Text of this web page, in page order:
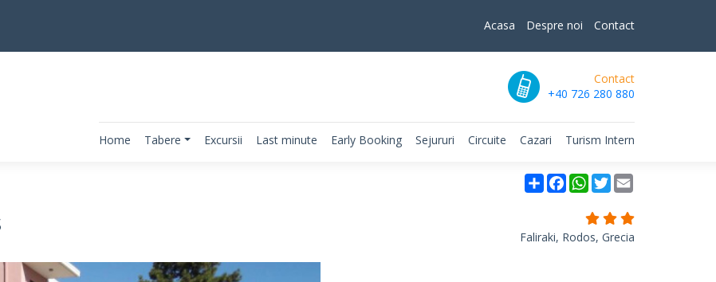
Acasa Despre noi Contact
Contact
+40 726 280 880
Home Tabere Excursii Last minute Early Booking Sejururi Circuite Cazari Turism Intern
Partajare
Facebook
WhatsApp
Twitter
Faliraki, Rodos, Grecia